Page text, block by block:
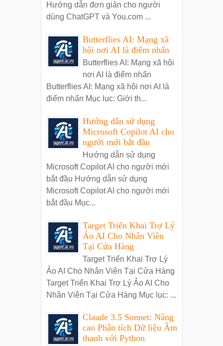
Hướng dẫn đơn giản cho người
dùng ChatGPT và You.com ...
Butterflies AI: Mạng xã
hội nơi AI là điểm nhấn
Butterflies AI: Mạng xã hội
nơi AI là điểm nhấn
Butterflies AI: Mạng xã hội nơi AI là
điểm nhấn Mục lục: Giới th...
Hướng dẫn sử dụng
Microsoft Copilot AI cho
người mới bắt đầu
Hướng dẫn sử dụng
Microsoft Copilot AI cho người mới
bắt đầu Hướng dẫn sử dụng
Microsoft Copilot AI cho người mới
bắt đầu Mục...
Target Triển Khai Trợ Lý
Ảo AI Cho Nhân Viên
Tại Cửa Hàng
Target Triển Khai Trợ Lý
Ảo AI Cho Nhân Viên Tại Cửa Hàng
Target Triển Khai Trợ Lý Ảo AI Cho
Nhân Viên Tại Cửa Hàng Mục lục: ...
Claude 3.5 Sonnet: Nâng
cao Phân tích Dữ liệu Âm
thanh với Python